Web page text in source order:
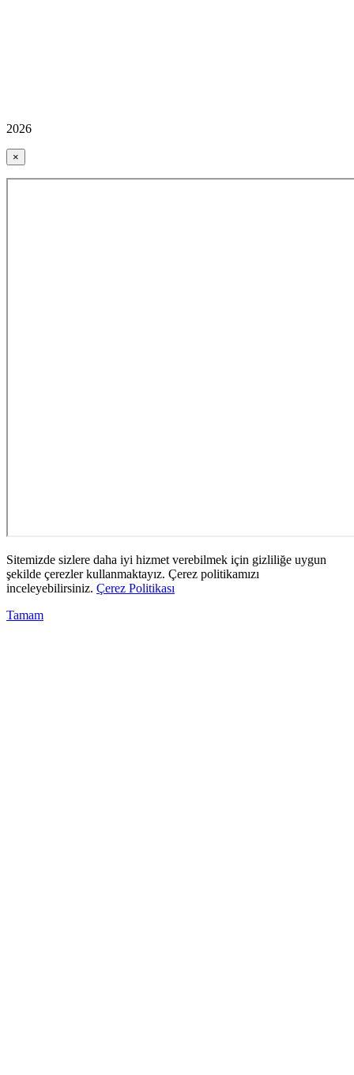
2026
×
Sitemizde sizlere daha iyi hizmet verebilmek için gizliliğe uygun
şekilde çerezler kullanmaktayız. Çerez politikamızı
inceleyebilirsiniz. Çerez Politikası
Tamam